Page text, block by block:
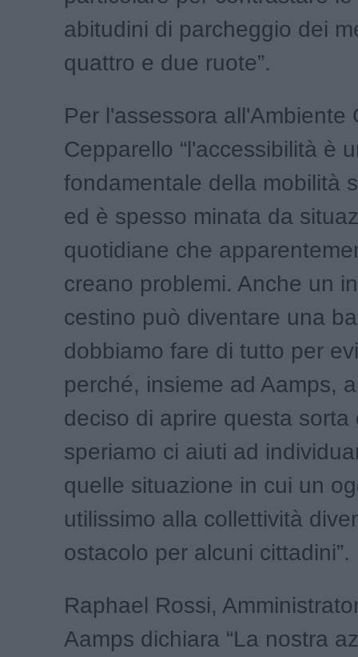
abitudini di parcheggio dei
quattro e due ruote”.
Per l'assessora all'Ambiente
Cepparello “l'accessibilità è
fondamentale della mobilità
ed è spesso minata da
quotidiane che
creano problemi. Anche un
cestino può diventare una
dobbiamo fare di tutto per
perché, insieme ad Aamps,
deciso di aprire questa sorta
speriamo ci aiuti ad
quelle situazione in cui un
utilissimo alla collettività
ostacolo per alcuni cittadini”.
Raphael Rossi,
Aamps dichiara “La nostra